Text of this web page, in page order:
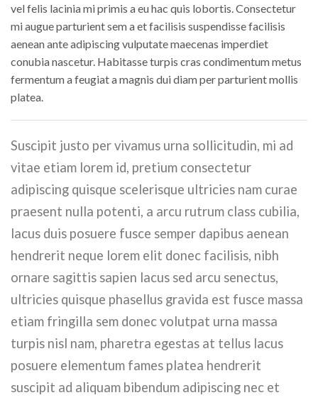
vel felis lacinia mi primis a eu hac quis lobortis. Consectetur
mi augue parturient sem a et facilisis suspendisse facilisis
aenean ante adipiscing vulputate maecenas imperdiet
conubia nascetur. Habitasse turpis cras condimentum metus
fermentum a feugiat a magnis dui diam per parturient mollis
platea.
Suscipit justo per vivamus urna sollicitudin, mi ad
vitae etiam lorem id, pretium consectetur
adipiscing quisque scelerisque ultricies nam curae
praesent nulla potenti, a arcu rutrum class cubilia,
lacus duis posuere fusce semper dapibus aenean
hendrerit neque lorem elit donec facilisis, nibh
ornare sagittis sapien lacus sed arcu senectus,
ultricies quisque phasellus gravida est fusce massa
etiam fringilla sem donec volutpat urna massa
turpis nisl nam, pharetra egestas at tellus lacus
posuere elementum fames platea hendrerit
suscipit ad aliquam bibendum adipiscing nec et